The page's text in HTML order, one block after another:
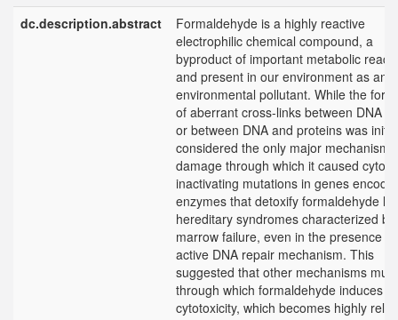
dc.description.abstract
Formaldehyde is a highly reactive
electrophilic chemical compound, a
byproduct of important metabolic
and present in our environment as an
environmental pollutant. While the
of aberrant cross-links between DNA
or between DNA and proteins was
considered the only major mechanism
damage through which it caused
inactivating mutations in genes
enzymes that detoxify formaldehyde
hereditary syndromes characterized
marrow failure, even in the presence of
active DNA repair mechanism. This
suggested that other mechanisms
through which formaldehyde induces
cytotoxicity, which becomes highly